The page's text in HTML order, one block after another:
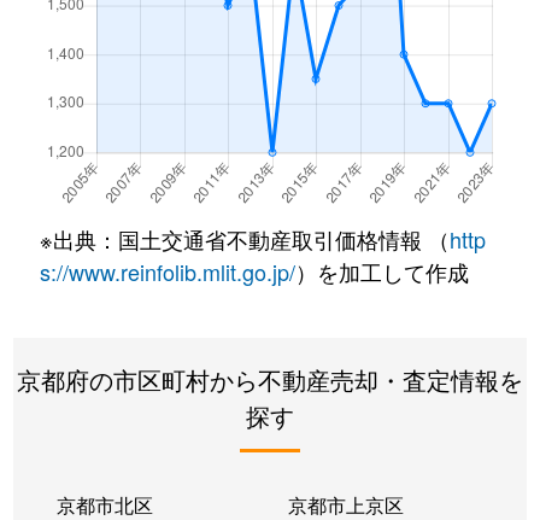
※出典：国土交通省不動産取引価格情報 （http
s://www.reinfolib.mlit.go.jp/）を加工して作成
京都府の市区町村から不動産売却・査定情報を
探す
京都市北区 京都市上京区